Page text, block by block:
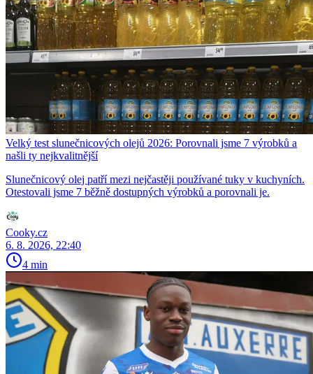
Velký test slunečnicových olejů 2026: Porovnali jsme 7 výrobků a
našli ty nejkvalitnější
Slunečnicový olej patří mezi nejčastěji používané tuky v kuchyních.
Otestovali jsme 7 běžně dostupných výrobků a porovnali je.
Cooky.cz
6. 8. 2026, 22:40
4 min